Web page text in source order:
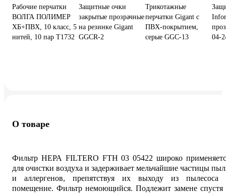
Рабочие перчатки
ВОЛГА ПОЛИМЕР
ХБ+ПВХ, 10 класс, 5
нитей, 10 пар Т1732
Защитные очки
закрытые прозрачные
на резинке Gigant
GGСR-2
Трикотажные
перчатки Gigant с
ПВХ-покрытием,
серые GGC-13
04-
О товаре
Фильтр НЕРА FILTERO FTH 03 05422 широко
для очистки воздуха и задерживает мельчайшие частицы
и аллергенов, препятствуя их выходу из пылесоса
помещение. Фильтр немоющийся. Подлежит замене спустя